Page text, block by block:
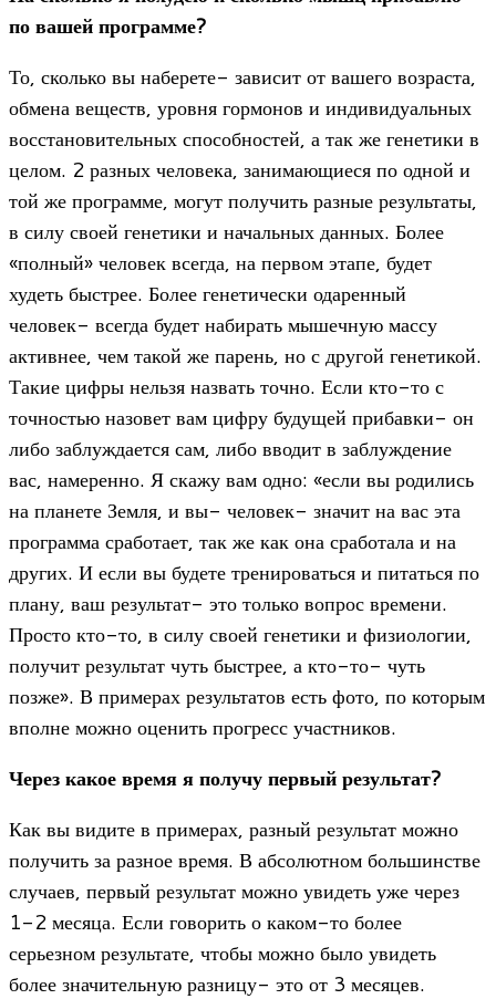
по вашей программе?
То, сколько вы наберете- зависит от вашего возраста,
обмена веществ, уровня гормонов и индивидуальных
восстановительных способностей, а так же генетики в
целом. 2 разных человека, занимающиеся по одной и
той же программе, могут получить разные результаты,
в силу своей генетики и начальных данных. Более
«полный» человек всегда, на первом этапе, будет
худеть быстрее. Более генетически одаренный
человек- всегда будет набирать мышечную массу
активнее, чем такой же парень, но с другой генетикой.
Такие цифры нельзя назвать точно. Если кто-то с
точностью назовет вам цифру будущей прибавки- он
либо заблуждается сам, либо вводит в заблуждение
вас, намеренно. Я скажу вам одно: «если вы родились
на планете Земля, и вы- человек- значит на вас эта
программа сработает, так же как она сработала и на
других. И если вы будете тренироваться и питаться по
плану, ваш результат- это только вопрос времени.
Просто кто-то, в силу своей генетики и физиологии,
получит результат чуть быстрее, а кто-то- чуть
позже». В примерах результатов есть фото, по которым
вполне можно оценить прогресс участников.
Через какое время я получу первый результат?
Как вы видите в примерах, разный результат можно
получить за разное время. В абсолютном большинстве
случаев, первый результат можно увидеть уже через
1-2 месяца. Если говорить о каком-то более
серьезном результате, чтобы можно было увидеть
более значительную разницу- это от 3 месяцев.